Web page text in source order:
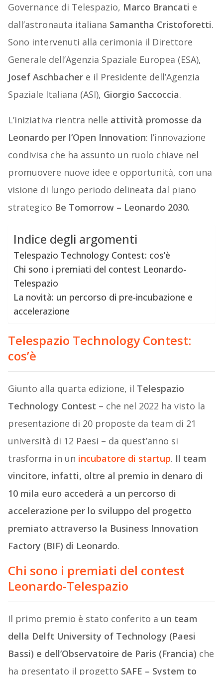
Governance di Telespazio, Marco Brancati e
dall’astronauta italiana Samantha Cristoforetti.
Sono intervenuti alla cerimonia il Direttore
Generale dell’Agenzia Spaziale Europea (ESA),
Josef Aschbachere il Presidente dell’Agenzia
Spaziale Italiana (ASI), Giorgio Saccoccia.
L’iniziativa rientra nelle attività promosse da
Leonardo per l’Open Innovation: l’innovazione
condivisa che ha assunto un ruolo chiave nel
promuovere nuove idee e opportunità, con una
visione di lungo periodo delineata dal piano
strategico Be Tomorrow – Leonardo 2030.
Indice degli argomenti
Telespazio Technology Contest: cos’è
Chi sono i premiati del contest Leonardo-
Telespazio
La novità: un percorso di pre-incubazione e
accelerazione
Telespazio Technology Contest:
cos’è
Giunto alla quarta edizione, il Telespazio
Technology Contest – che nel 2022 ha visto la
presentazione di 20 proposte da team di 21
università di 12 Paesi – da quest’anno si
trasforma in un incubatore di startup. Il team
vincitore, infatti, oltre al premio in denaro di
10 mila euro accederà a un percorso di
accelerazione per lo sviluppo del progetto
premiato attraverso la Business Innovation
Factory (BIF) di Leonardo.
Chi sono i premiati del contest
Leonardo-Telespazio
Il primo premio è stato conferito a un team
della Delft University of Technology (Paesi
Bassi) e dell’Observatoire de Paris (Francia) che
ha presentato il progetto SAFE – System to